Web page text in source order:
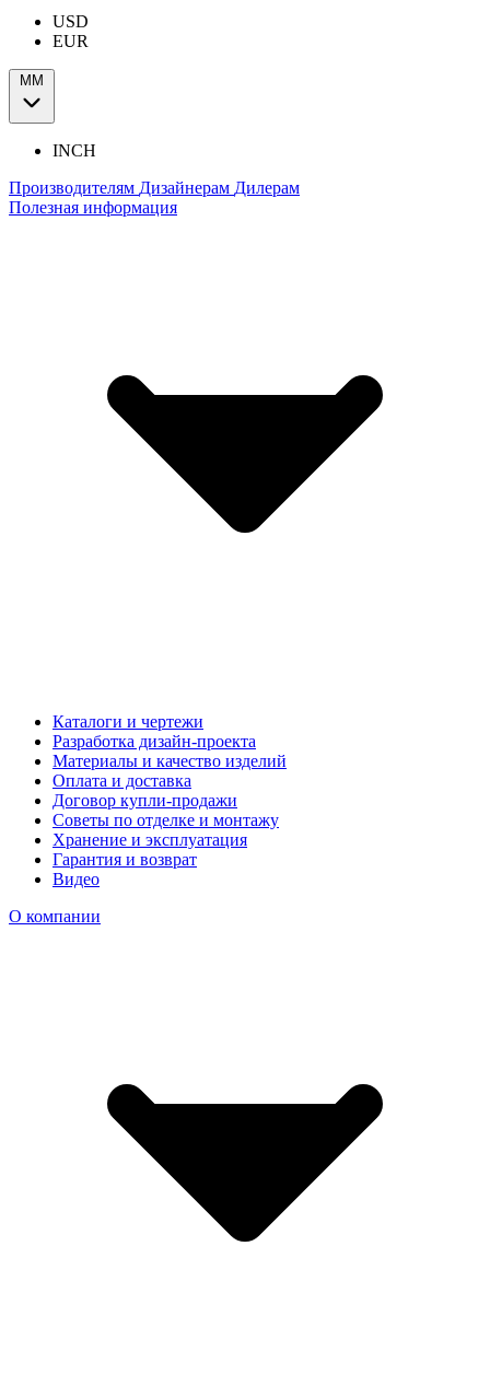
USD
EUR
ММ
INCH
Производителям Дизайнерам Дилерам
Полезная информация
Каталоги и чертежи
Разработка дизайн-проекта
Материалы и качество изделий
Оплата и доставка
Договор купли-продажи
Советы по отделке и монтажу
Хранение и эксплуатация
Гарантия и возврат
Видео
О компании